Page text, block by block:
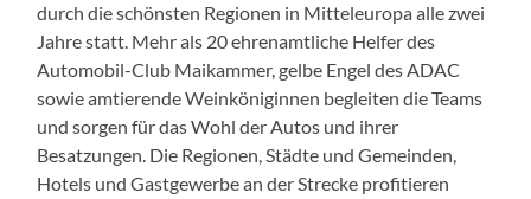
durch die schönsten Regionen in Mitteleuropa alle zwei
Jahre statt. Mehr als 20 ehrenamtliche Helfer des
Automobil-Club Maikammer, gelbe Engel des ADAC
sowie amtierende Weinköniginnen begleiten die Teams
und sorgen für das Wohl der Autos und ihrer
Besatzungen. Die Regionen, Städte und Gemeinden,
Hotels und Gastgewerbe an der Strecke profitieren